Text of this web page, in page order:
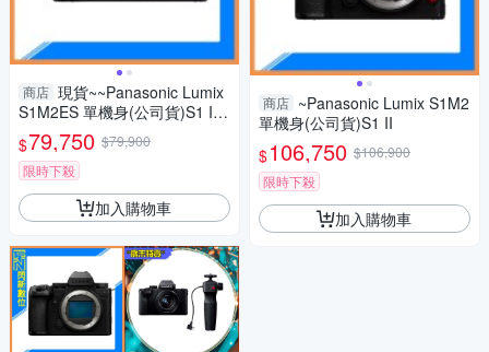
商店 現貨~~Panasonic Lumix
S1M2ES 單機身(公司貨)S1 II
ES
$79,750 $79,900
限時下殺
加入購物車
商店 ~Panasonic Lumix S1M2
單機身(公司貨)S1 II
$106,750 $106,900
限時下殺
加入購物車